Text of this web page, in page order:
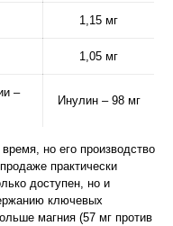
1,15 мг
1,05 мг
–
Инулин – 98 мг
но его производство
практически
доступен, но и
ключевых
магния (57 мг против